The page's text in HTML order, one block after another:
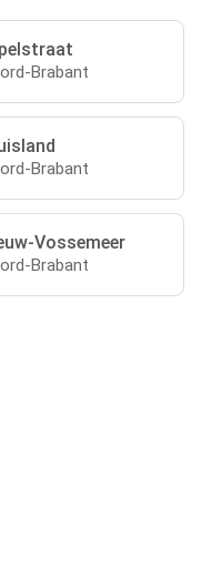
Brabant
Brabant
Vossemeer
Brabant